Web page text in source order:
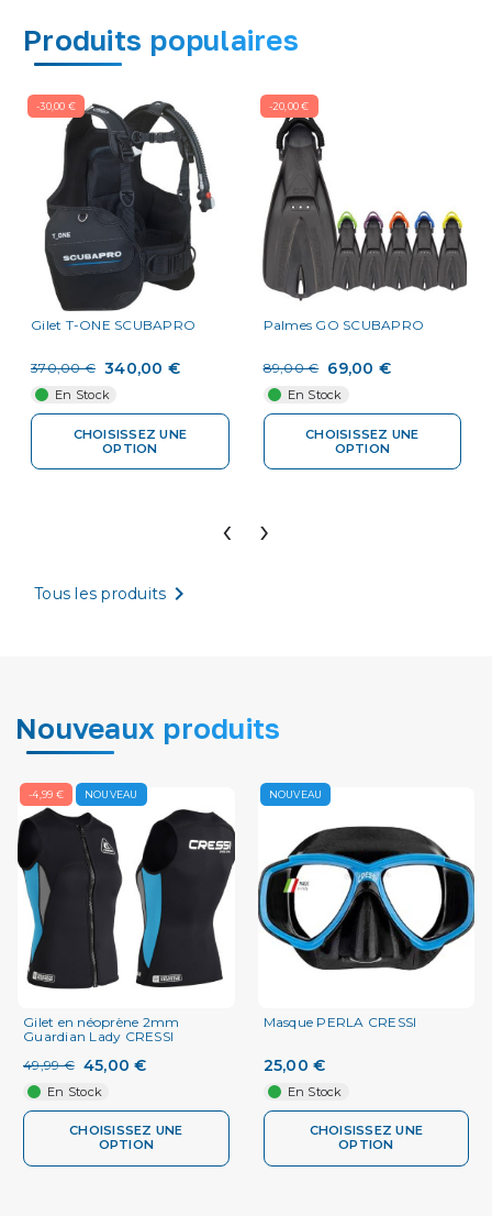
Produits populaires
-30,00 €
Gilet T-ONE SCUBAPRO
370,00 € 340,00 €
En Stock
CHOISISSEZ UNE
OPTION
-20,00 €
Palmes GO SCUBAPRO
89,00 € 69,00 €
En Stock
CHOISISSEZ UNE
OPTION
‹ ›
Tous les produits 
Nouveaux produits
-4,99 € NOUVEAU
Gilet en néoprène 2mm
Guardian Lady CRESSI
49,99 € 45,00 €
En Stock
CHOISISSEZ UNE
OPTION
NOUVEAU
Masque PERLA CRESSI
25,00 €
En Stock
CHOISISSEZ UNE
OPTION